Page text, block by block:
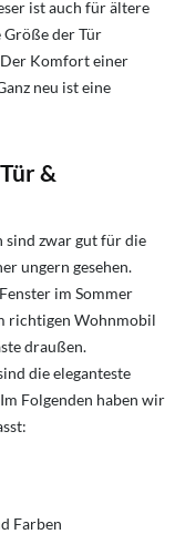
ist auch für ältere
Größe der Tür
Komfort einer
neu ist eine
&
sind zwar gut für die
ungern gesehen.
im Sommer
richtigen Wohnmobil
draußen.
die eleganteste
Folgenden haben wir
Farben